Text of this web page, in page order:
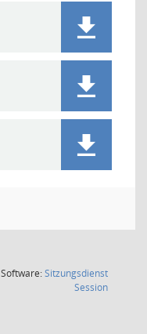
Software:Sitzungsdienst
Session(Wird in